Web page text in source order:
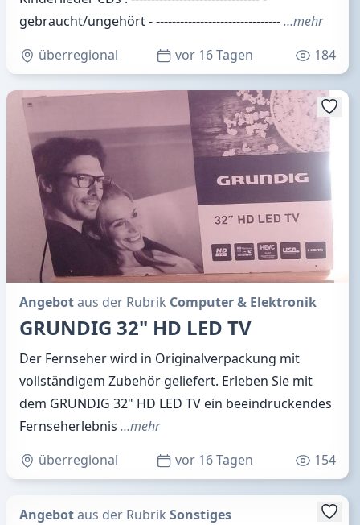
gebraucht/ungehört - -------------------------------…mehr
überregional
vor 16 Tagen 184
Angebotaus der Rubrik Computer & Elektronik
GRUNDIG 32" HD LED TV
Der Fernseher wird in Originalverpackung mit
vollständigem Zubehör geliefert. Erleben Sie mit
dem GRUNDIG 32" HD LED TV ein beeindruckendes
Fernseherlebnis …mehr
überregional
vor 16 Tagen 154
Angebotaus der Rubrik Sonstiges